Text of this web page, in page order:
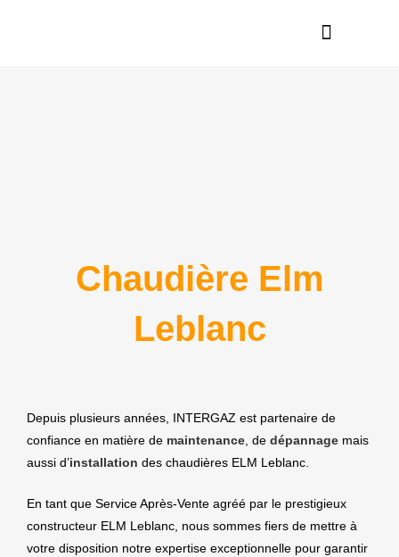
Chaudière Elm
Leblanc
Depuis plusieurs années, INTERGAZ est partenaire de
confiance en matière de maintenance, de dépannage mais
aussi d’installation des chaudières ELM Leblanc.
En tant que Service Après-Vente agréé par le prestigieux
constructeur ELM Leblanc, nous sommes fiers de mettre à
votre disposition notre expertise exceptionnelle pour garantir